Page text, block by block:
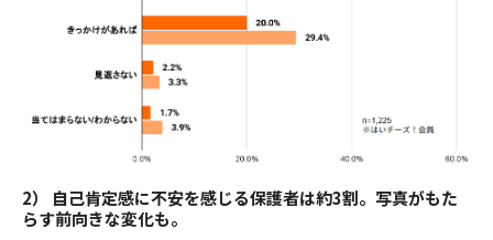
2） 自己肯定感に不安を感じる保護者は約3割。写真がもた
らす前向きな変化も。